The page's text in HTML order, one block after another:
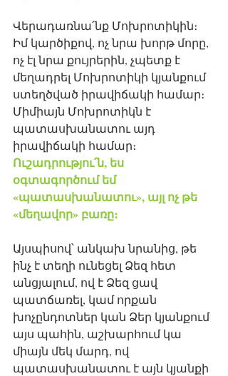
Վերադառնա՛նք Մոխրոտիկին։
Իմ կարծիքով, ոչ նրա խորթ մորը,
ոչ էլ նրա քույրերին, չպետք է
մեղադրել Մոխրոտիկի կյանքում
ստեղծված իրավիճակի համար։
Միմիայն Մոխրոտիկն է
պատասխանատու այդ
իրավիճակի համար։
Ուշադրությու՛ն, ես
օգտագործում եմ
«պատասխանատու», այլ ոչ թե
«մեղավոր» բառը։
Այսպիսով՝ անկախ նրանից, թե
ինչ է տեղի ունեցել Ձեզ հետ
անցյալում, ով է Ձեզ ցավ
պատճառել, կամ որքան
խոչընդոտներ կան Ձեր կյանքում
այս պահին, աշխարհում կա
միայն մեկ մարդ, ով
պատասխանատու է այն կյանքի